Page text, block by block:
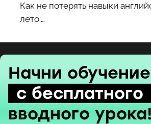
Как не потерять навыки
лето:…
Начни обучение
с бесплатного
вводного урока!